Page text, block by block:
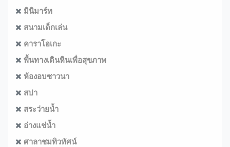
มินิมาร์ท
สนามเด็กเล่น
คาราโอเกะ
พื้นทางเดินหินเพื่อสุขภาพ
ห้องอบซาวนา
สปา
สระว่ายน้ำ
อ่างแช่น้ำ
ศาลาชมทิวทัศน์